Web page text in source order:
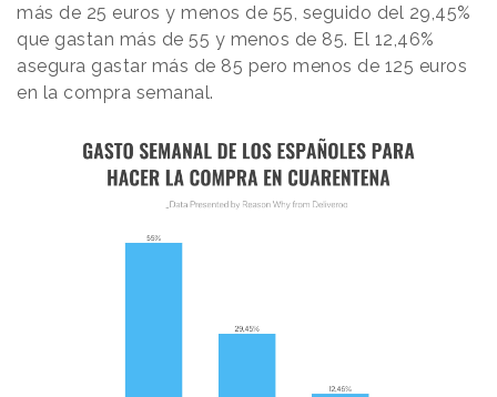
más de 25 euros y menos de 55, seguido del 29,45%
que gastan más de 55 y menos de 85. El 12,46%
asegura gastar más de 85 pero menos de 125 euros
en la compra semanal.